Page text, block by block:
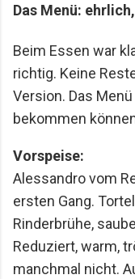
Das Menü:
Beim Essen war
richtig. Keine
Version. Das
bekommen
Vorspeise:
Alessandro vom
ersten Gang.
Rinderbrühe,
Reduziert, warm,
manchmal nicht.